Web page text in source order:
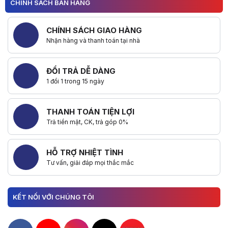
CHÍNH SÁCH BÁN HÀNG
CHÍNH SÁCH GIAO HÀNG
Nhận hàng và thanh toán tại nhà
ĐỔI TRẢ DỄ DÀNG
1 đổi 1 trong 15 ngày
THANH TOÁN TIỆN LỢI
Trả tiền mặt, CK, trả góp 0%
HỖ TRỢ NHIỆT TÌNH
Tư vấn, giải đáp mọi thắc mắc
KẾT NỐI VỚI CHÚNG TÔI